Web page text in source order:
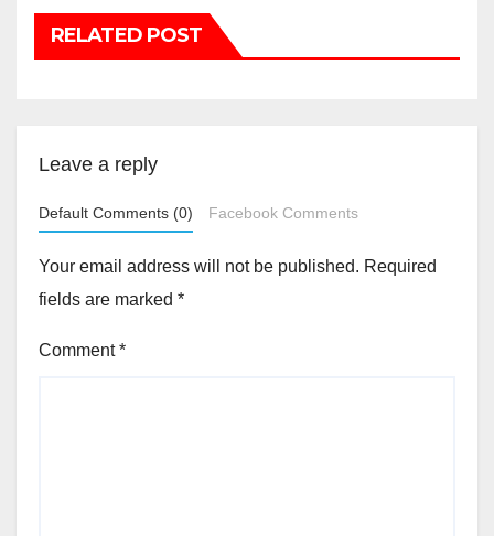
RELATED POST
Leave a reply
Default Comments (0) Facebook Comments
Your email address will not be published. Required
fields are marked *
Comment*